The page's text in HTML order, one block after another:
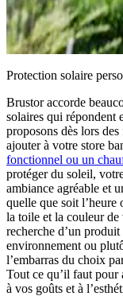
Protection solaire
Brustor accorde
solaires qui répondent
proposons dès lors
ajouter à votre store
fonctionnel ou un
protéger du soleil,
ambiance agréable et
quelle que soit l’heure
la toile et la couleur de
recherche d’un
environnement ou
l’embarras du choix
Tout ce qu’il faut pour
à vos goûts et à